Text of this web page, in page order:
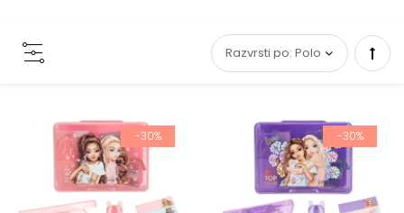
Set
-30% -30%